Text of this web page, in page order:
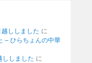
ししました に
– ひらちょんの中華
ししました に